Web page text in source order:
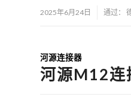
2025年6月24日 通过：
河源连接器
河源M12连